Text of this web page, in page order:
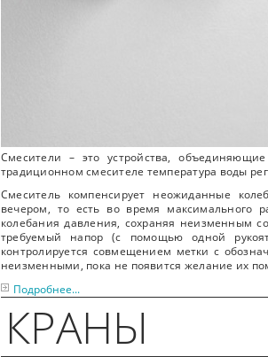
Смесители – это устройства,
традиционном смесителе температура воды
Смеситель компенсирует неожиданные
вечером, то есть во время максимального
колебания давления, сохраняя неизменным
требуемый напор (с помощью одной
контролируется совмещением метки с
неизменными, пока не появится желание их
Подробнее...
КРАНЫ